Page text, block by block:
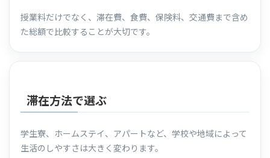
授業料だけでなく、滞在費、食費、保険料、交通費まで含め
た総額で比較することが大切です。
滞在方法で選ぶ
学生寮、ホームステイ、アパートなど、学校や地域によって
生活のしやすさは大きく変わります。